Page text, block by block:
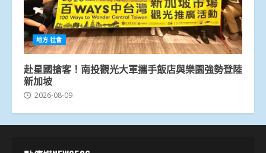
地方.社會
赴星國搶客！南投觀光大軍攜手飯店與樂園強勢登陸
新加坡
2026-08-09